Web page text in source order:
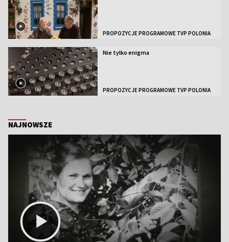
PROPOZYCJE PROGRAMOWE TVP POLONIA
Nie tylko enigma
PROPOZYCJE PROGRAMOWE TVP POLONIA
NAJNOWSZE